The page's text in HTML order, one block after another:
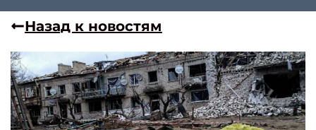
Назад к новостям